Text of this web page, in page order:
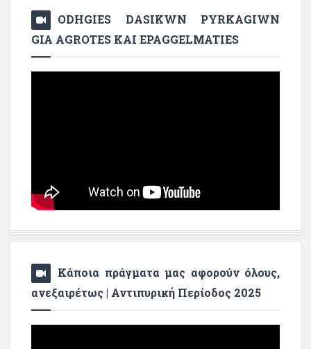
ODHGIES DASIKWN PYRKAGIWN
GIA AGROTES KAI EPAGGELMATIES
Κάποια πράγματα μας αφορούν όλους,
ανεξαιρέτως | Αντιπυρική Περίοδος 2025